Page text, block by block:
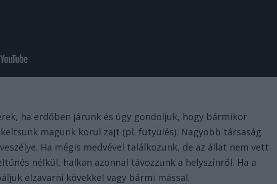
ha erdőben járunk és úgy gondoljuk, hogy bármikor
magunk körül zajt (pl. fütyülés). Nagyobb társaság
Ha mégis medvével találkozunk, de az állat nem vett
nélkül, halkan azonnal távozzunk a helyszínről. Ha a
elzavarni kövekkel vagy bármi mással.